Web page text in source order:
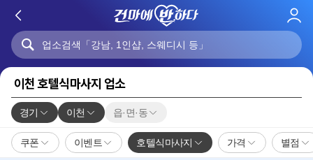
로
이천 호텔식마사지 업소
경기 이천 읍·면·동
쿠폰 이벤트 호텔식마사지 가격 별점